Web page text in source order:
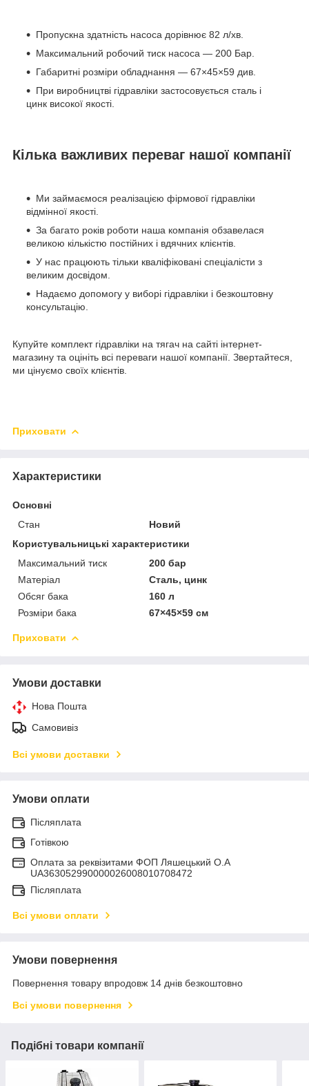
Пропускна здатність насоса дорівнює 82 л/хв.
Максимальний робочий тиск насоса — 200 Бар.
Габаритні розміри обладнання — 67×45×59 див.
При виробництві гідравліки застосовується сталь і
цинк високої якості.
Кілька важливих переваг нашої компанії
Ми займаємося реалізацією фірмової гідравліки
відмінної якості.
За багато років роботи наша компанія обзавелася
великою кількістю постійних і вдячних клієнтів.
У нас працюють тільки кваліфіковані спеціалісти з
великим досвідом.
Надаємо допомогу у виборі гідравліки і безкоштовну
консультацію.
Купуйте комплект гідравліки на тягач на сайті інтернет-
магазину та оцініть всі переваги нашої компанії. Звертайтеся,
ми цінуємо своїх клієнтів.
Приховати
Характеристики
Основні
Стан
Новий
Користувальницькі характеристики
Максимальний тиск
200 бар
Матеріал
Сталь, цинк
Обсяг бака
160 л
Розміри бака
67×45×59 см
Приховати
Умови доставки
Нова Пошта
Самовивіз
Всі умови доставки
Умови оплати
Післяплата
Готівкою
Оплата за реквізитами ФОП Ляшецький О.А
UA363052990000026008010708472
Післяплата
Всі умови оплати
Умови повернення
Повернення товару впродовж 14 днів безкоштовно
Всі умови повернення
Подібні товари компанії